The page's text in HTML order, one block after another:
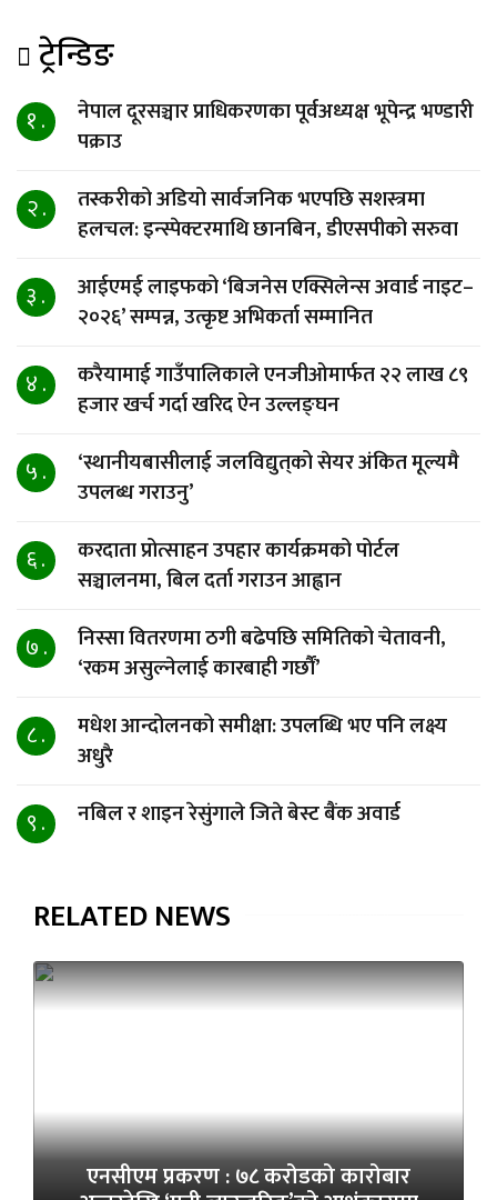
ट्रेन्डिङ
१ .
नेपाल दूरसञ्चार प्राधिकरणका पूर्वअध्यक्ष भूपेन्द्र भण्डारी
पक्राउ
२ .
तस्करीको अडियो सार्वजनिक भएपछि सशस्त्रमा
हलचल: इन्स्पेक्टरमाथि छानबिन, डीएसपीको सरुवा
३ .
आईएमई लाइफको ‘बिजनेस एक्सिलेन्स अवार्ड नाइट–
२०२६’ सम्पन्न, उत्कृष्ट अभिकर्ता सम्मानित
४ .
करैयामाई गाउँपालिकाले एनजीओमार्फत २२ लाख ८९
हजार खर्च गर्दा खरिद ऐन उल्लङ्घन
५ .
‘स्थानीयबासीलाई जलविद्युत्‌को सेयर अंकित मूल्यमै
उपलब्ध गराउनु’
६ .
करदाता प्रोत्साहन उपहार कार्यक्रमको पोर्टल
सञ्चालनमा, बिल दर्ता गराउन आह्वान
७ .
निस्सा वितरणमा ठगी बढेपछि समितिको चेतावनी,
‘रकम असुल्नेलाई कारबाही गर्छाैं’
८ .
मधेश आन्दोलनको समीक्षा: उपलब्धि भए पनि लक्ष्य
अधुरै
९ . नबिल र शाइन रेसुंगाले जिते बेस्ट बैंक अवार्ड
RELATED NEWS
एनसीएम प्रकरण : ७८ करोडको कारोबार